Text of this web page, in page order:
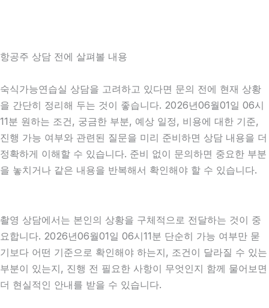
항공주 상담 전에 살펴볼 내용
숙식가능연습실 상담을 고려하고 있다면 문의 전에 현재 상황
을 간단히 정리해 두는 것이 좋습니다. 2026년06월01일 06시
11분 원하는 조건, 궁금한 부분, 예상 일정, 비용에 대한 기준,
진행 가능 여부와 관련된 질문을 미리 준비하면 상담 내용을 더
정확하게 이해할 수 있습니다. 준비 없이 문의하면 중요한 부분
을 놓치거나 같은 내용을 반복해서 확인해야 할 수 있습니다.
촬영 상담에서는 본인의 상황을 구체적으로 전달하는 것이 중
요합니다. 2026년06월01일 06시11분 단순히 가능 여부만 묻
기보다 어떤 기준으로 확인해야 하는지, 조건이 달라질 수 있는
부분이 있는지, 진행 전 필요한 사항이 무엇인지 함께 물어보면
더 현실적인 안내를 받을 수 있습니다.